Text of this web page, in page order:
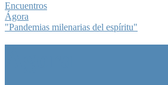
Encuentros
Ágora
"Pandemias milenarias del espíritu"